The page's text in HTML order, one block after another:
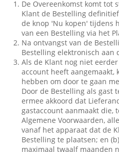
De Overeenkomst komt tot
Klant de Bestelling
de knop 'Nu kopen' tijdens
van een Bestelling via het
Na ontvangst van de
Bestelling elektronisch aan
Als de Klant nog niet
account heeft aangemaakt,
hebben om door te gaan
Door de Bestelling als gast
ermee akkoord dat
gastaccount aanmaakt die,
Algemene Voorwaarden,
vanaf het apparaat dat de
Bestelling te plaatsen; en
maximaal twaalf maanden